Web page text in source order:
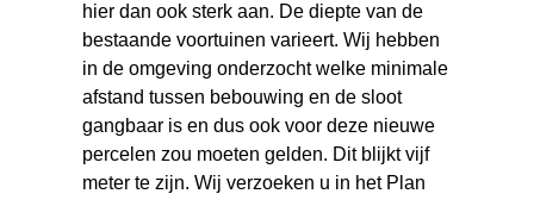
hier dan ook sterk aan. De diepte van de
bestaande voortuinen varieert. Wij hebben
in de omgeving onderzocht welke minimale
afstand tussen bebouwing en de sloot
gangbaar is en dus ook voor deze nieuwe
percelen zou moeten gelden. Dit blijkt vijf
meter te zijn. Wij verzoeken u in het Plan